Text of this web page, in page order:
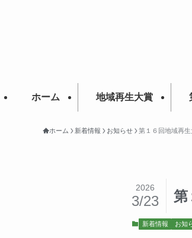
ホーム 地域再生大賞
ホーム 新着情報 お知らせ 第１６回地域再
第
2026
3/23
新着情報 お知